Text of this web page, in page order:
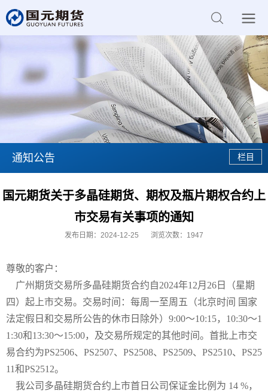
通知公告
国元期货关于多晶硅期货、期权及瓶片期权合约上
市交易有关事项的通知
发布日期：2024-12-25 浏览次数： 1947
尊敬的客户：
广州期货交易所多晶硅期货合约自2024年12月26日（星期
四）起上市交易。交易时间：每周一至周五（北京时间 国家
法定假日和交易所公告的休市日除外）9:00～10:15，10:30～1
1:30和13:30～15:00，及交易所规定的其他时间。首批上市交
易合约为PS2506、PS2507、PS2508、PS2509、PS2510、PS25
11和PS2512。
我公司多晶硅期货合约上市首日公司保证金比例为 14 %，